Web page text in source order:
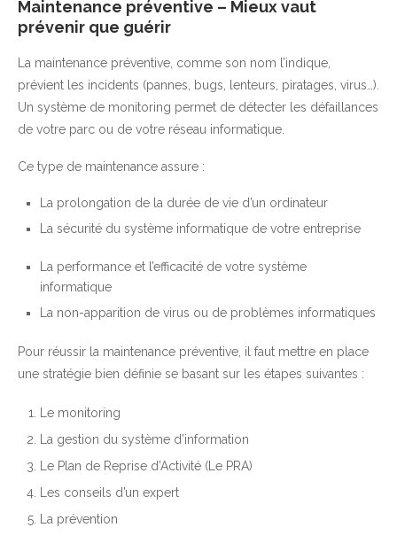
Maintenance préventive – Mieux vaut
prévenir que guérir
La maintenance préventive, comme son nom l’indique,
prévient les incidents (pannes, bugs, lenteurs, piratages, virus…).
Un système de monitoring permet de détecter les défaillances
de votre parc ou de votre réseau informatique.
Ce type de maintenance assure :
La prolongation de la durée de vie d’un ordinateur
La sécurité du système informatique de votre entreprise
La performance et l’efficacité de votre système
informatique
La non-apparition de virus ou de problèmes informatiques
Pour réussir la maintenance préventive, il faut mettre en place
une stratégie bien définie se basant sur les étapes suivantes :
Le monitoring
La gestion du système d’information
Le Plan de Reprise d’Activité (Le PRA)
Les conseils d’un expert
La prévention